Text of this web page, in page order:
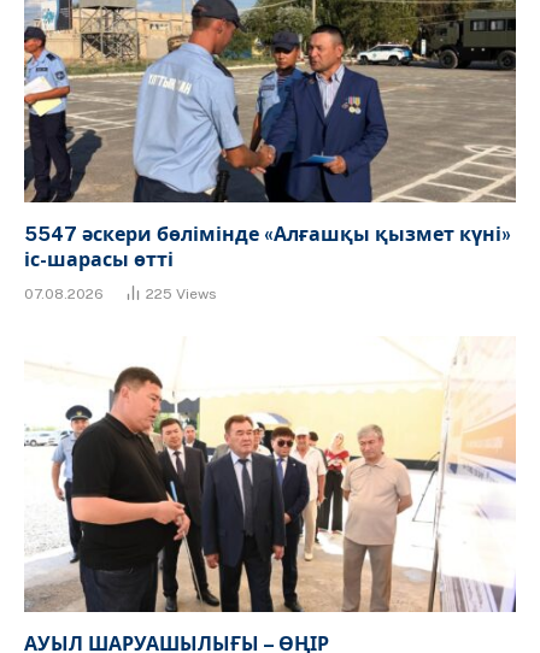
5547 әскери бөлімінде «Алғашқы қызмет күні»
іс-шарасы өтті
07.08.2026 225 Views
АУЫЛ ШАРУАШЫЛЫҒЫ – ӨҢІР